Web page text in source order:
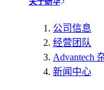
公司信息
经营团队
Advantech
新闻中心